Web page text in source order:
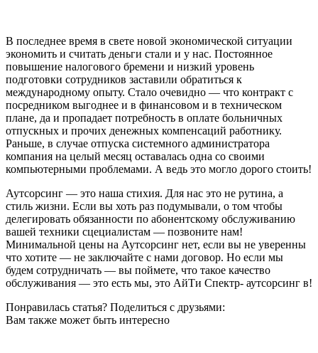
В последнее время в свете новой экономической ситуации
экономить и считать деньги стали и у нас. Постоянное
повышение налогового бремени и низкий уровень
подготовки сотрудников заставили обратиться к
международному опыту. Стало очевидно — что контракт с
посредником выгоднее и в финансовом и в техническом
плане, да и пропадает потребность в оплате больничных
отпускных и прочих денежных компенсаций работнику.
Раньше, в случае отпуска системного администратора
компания на целый месяц оставалась одна со своими
компьютерными проблемами. А ведь это могло дорого стоить!
Аутсорсинг — это наша стихия. Для нас это не рутина, а
стиль жизни. Если вы хоть раз подумывали, о том чтобы
делегировать обязанности по абонентскому обслуживанию
вашей техники сцециалистам — позвоните нам!
Минимальной цены на Аутсорсинг нет, если вы не уверенны
что хотите — не заключайте с нами договор. Но если мы
будем сотрудничать — вы поймете, что такое качество
обслуживания — это есть мы, это АйТи Спектр- аутсорсинг в!
Понравилась статья? Поделиться с друзьями:
Вам также может быть интересно